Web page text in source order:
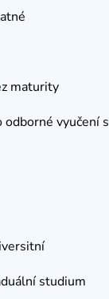
maturity
vyučení s
studium